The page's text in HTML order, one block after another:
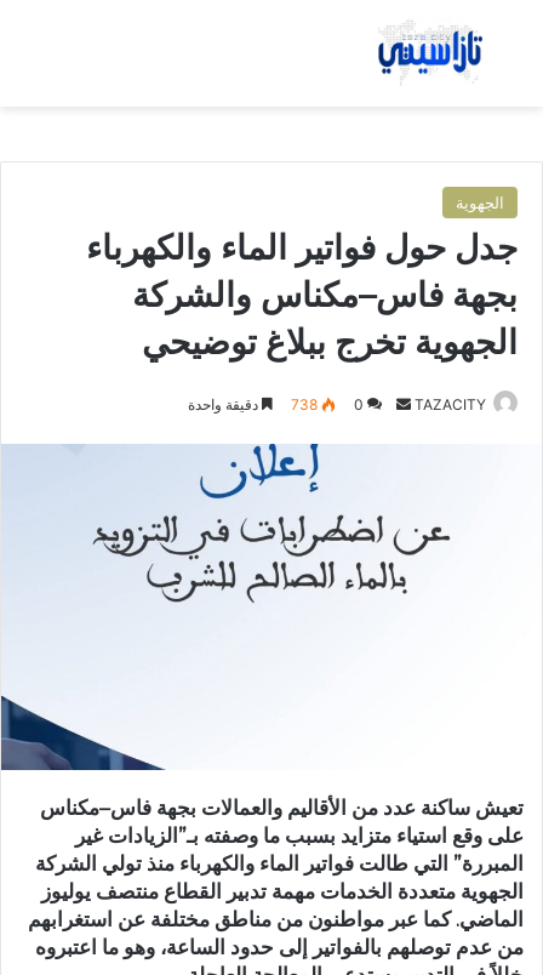
بحث عن
الجهوية
جدل حول فواتير الماء والكهرباء
بجهة فاس–مكناس والشركة
الجهوية تخرج ببلاغ توضيحي
TAZACITY
ر
ي
و
ي
0
738 دقيقة واحدة
تعيش ساكنة عدد من الأقاليم والعمالات بجهة فاس–مكناس
على وقع استياء متزايد بسبب ما وصفته بـ”الزيادات غير
المبررة” التي طالت فواتير الماء والكهرباء منذ تولي الشركة
الجهوية متعددة الخدمات مهمة تدبير القطاع منتصف يوليوز
الماضي. كما عبر مواطنون من مناطق مختلفة عن استغرابهم
من عدم توصلهم بالفواتير إلى حدود الساعة، وهو ما اعتبروه